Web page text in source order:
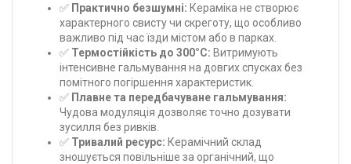
✅ Практично безшумні: Кераміка не створює
характерного свисту чи скреготу, що особливо
важливо під час їзди містом або в парках.
✅ Термостійкість до 300°C: Витримують
інтенсивне гальмування на довгих спусках без
помітного погіршення характеристик.
✅ Плавне та передбачуване гальмування:
Чудова модуляція дозволяє точно дозувати
зусилля без ривків.
✅ Тривалий ресурс: Керамічний склад
зношується повільніше за органічний, що